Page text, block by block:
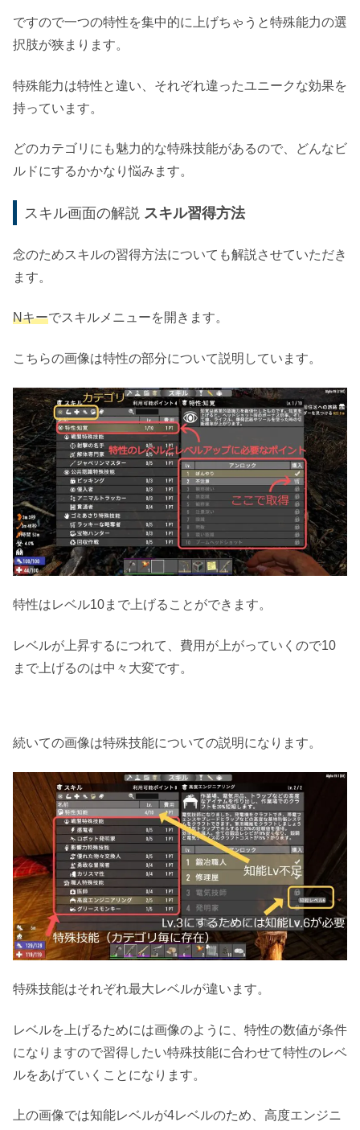
ですので一つの特性を集中的に上げちゃうと特殊能力の選
択肢が狭まります。
特殊能力は特性と違い、それぞれ違ったユニークな効果を
持っています。
どのカテゴリにも魅力的な特殊技能があるので、どんなビ
ルドにするかかなり悩みます。
スキル画面の解説 スキル習得方法
念のためスキルの習得方法についても解説させていただき
ます。
Nキーでスキルメニューを開きます。
こちらの画像は特性の部分について説明しています。
特性はレベル10まで上げることができます。
レベルが上昇するにつれて、費用が上がっていくので10
まで上げるのは中々大変です。
続いての画像は特殊技能についての説明になります。
特殊技能はそれぞれ最大レベルが違います。
レベルを上げるためには画像のように、特性の数値が条件
になりますので習得したい特殊技能に合わせて特性のレベ
ルをあげていくことになります。
上の画像では知能レベルが4レベルのため、高度エンジニ